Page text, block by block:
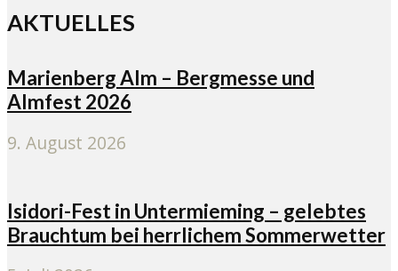
AKTUELLES
Marienberg Alm – Bergmesse und
Almfest 2026
9. August 2026
Isidori-Fest in Untermieming – gelebtes
Brauchtum bei herrlichem Sommerwetter